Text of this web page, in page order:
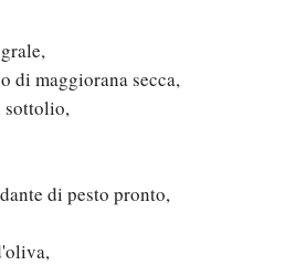
di maggiorana secca,
sottolio,
di pesto pronto,